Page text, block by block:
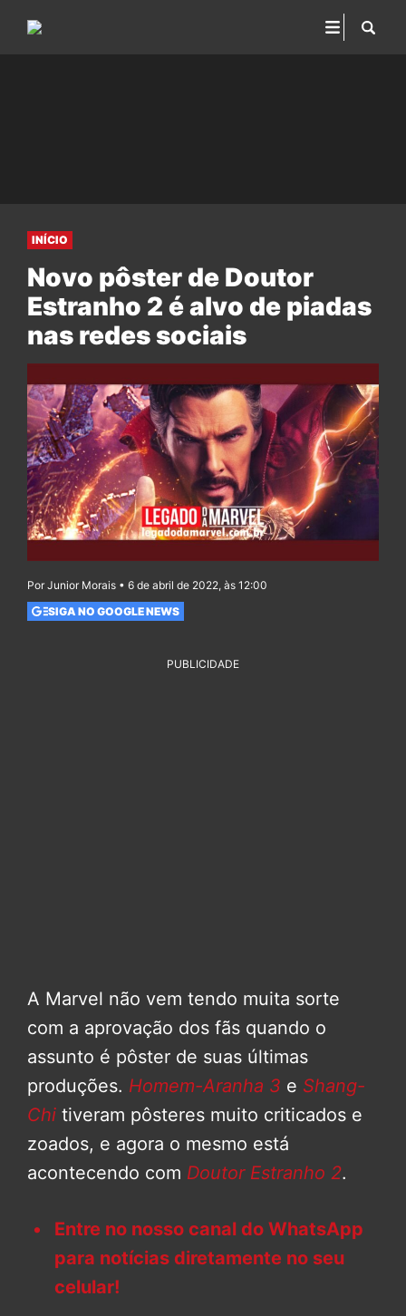
INÍCIO
Novo pôster de Doutor
Estranho 2 é alvo de piadas
nas redes sociais
Por Junior Morais • 6 de abril de 2022, às 12:00
SIGA NO GOOGLE NEWS
PUBLICIDADE
A Marvel não vem tendo muita sorte
com a aprovação dos fãs quando o
assunto é pôster de suas últimas
produções. Homem-Aranha 3 e Shang-
Chi tiveram pôsteres muito criticados e
zoados, e agora o mesmo está
acontecendo com Doutor Estranho 2.
Entre no nosso canal do WhatsApp
para notícias diretamente no seu
celular!